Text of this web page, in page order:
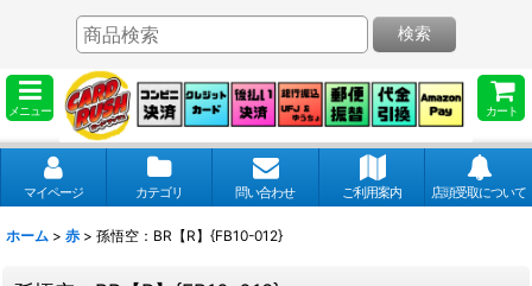
メニュー カート
検索
マイページ カテゴリ 問い合わせ ご利用案内 店頭受取について
ホーム > 赤 > 孫悟空：BR【R】{FB10-012}